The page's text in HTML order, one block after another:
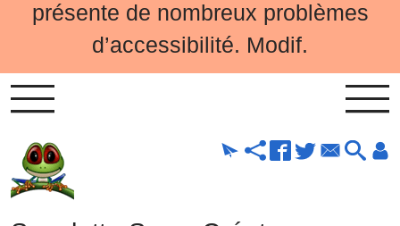
présente de nombreux problèmes
d’accessibilité. Modif.